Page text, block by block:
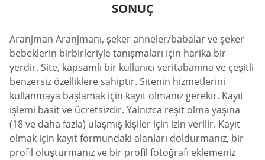
SONUÇ
Aranjman Aranjmanı, şeker anneler/babalar ve şeker
bebeklerin birbirleriyle tanışmaları için harika bir
yerdir. Site, kapsamlı bir kullanıcı veritabanına ve çeşitli
benzersiz özelliklere sahiptir. Sitenin hizmetlerini
kullanmaya başlamak için kayıt olmanız gerekir. Kayıt
işlemi basit ve ücretsizdir. Yalnızca reşit olma yaşına
(18 ve daha fazla) ulaşmış kişiler için izin verilir. Kayıt
olmak için kayıt formundaki alanları doldurmanız, bir
profil oluşturmanız ve bir profil fotoğrafı eklemeniz